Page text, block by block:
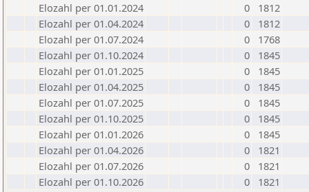
Elozahl per 01.01.2024
0
1812
Elozahl per 01.04.2024
0
1812
Elozahl per 01.07.2024
0
1768
Elozahl per 01.10.2024
0
1845
Elozahl per 01.01.2025
0
1845
Elozahl per 01.04.2025
0
1845
Elozahl per 01.07.2025
0
1845
Elozahl per 01.10.2025
0
1845
Elozahl per 01.01.2026
0
1845
Elozahl per 01.04.2026
0
1821
Elozahl per 01.07.2026
0
1821
Elozahl per 01.10.2026
0 1821